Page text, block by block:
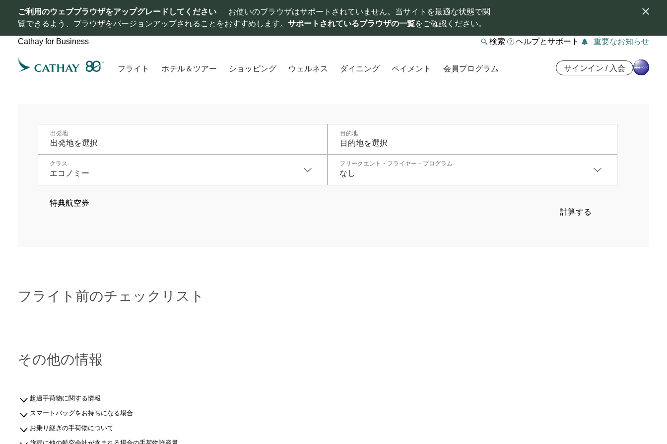
ご利用のウェブブラウザをアップグレードしてください
お使いのブラウザはサポートされていません。当サイトを最適な状態で閲
覧できるよう、ブラウザをバージョンアップされることをおすすめします。 サポートされているブラウザの一覧をご確認ください。
Cathay for Business 検索 ヘルプとサポート 重要なお知らせ
フライト ホテル＆ツアー ショッピング ウェルネス ダイニング ペイメント 会員プログラム サインイン / 入会
出発地 目的地
クラス
エコノミー
フリークエント・フライヤー・プログラム
なし
特典航空券
計算する
フライト前のチェックリスト
その他の情報
超過手荷物に関する情報
スマートバッグをお持ちになる場合
お乗り継ぎの手荷物について